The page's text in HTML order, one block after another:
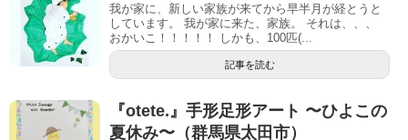
我が家に、新しい家族が来てから早半月が経とうと
しています。 我が家に来た、家族。 それは、、、
おかいこ！！！！！ しかも、100匹(...
記事を読む
『otete.』手形足形アート 〜ひよこの
夏休み〜（群馬県太田市）